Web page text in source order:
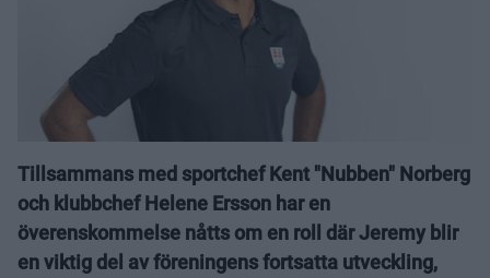
Tillsammans med sportchef Kent "Nubben" Norberg
och klubbchef Helene Ersson har en
överenskommelse nåtts om en roll där Jeremy blir
en viktig del av föreningens fortsatta utveckling,